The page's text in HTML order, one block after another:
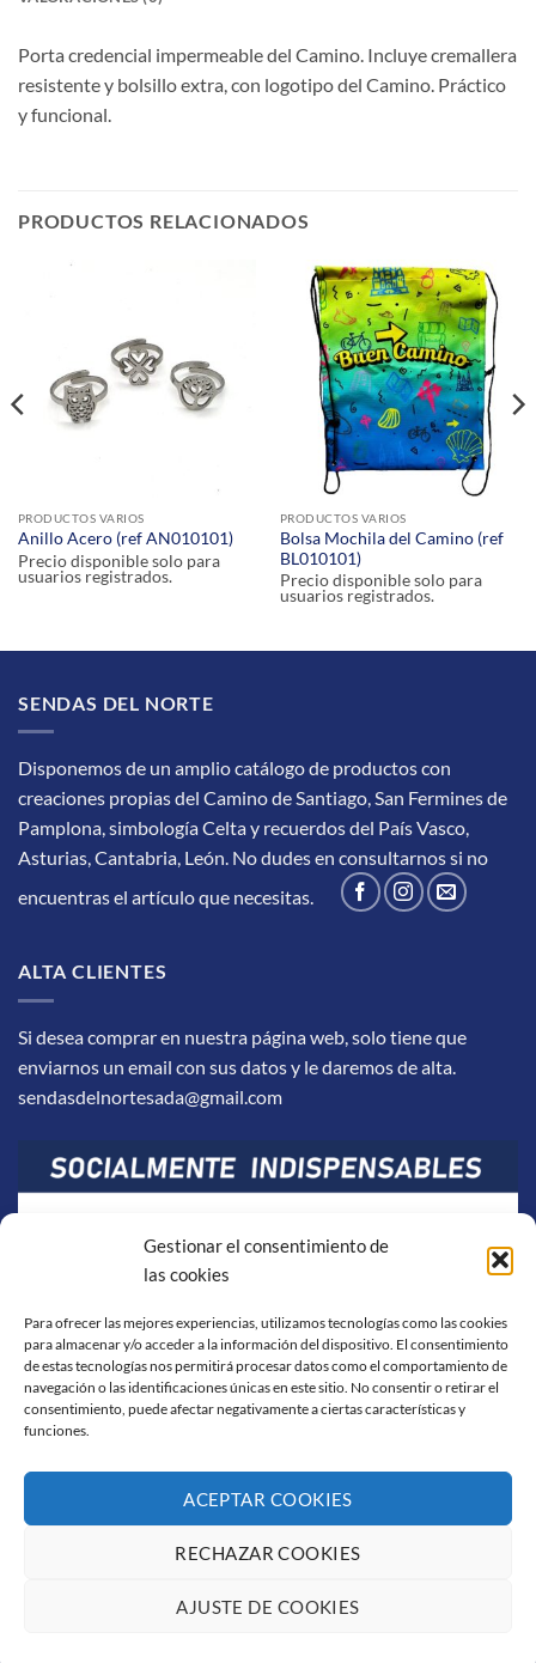
Gestionar el consentimiento de
las cookies
Para ofrecer las mejores experiencias, utilizamos tecnologías como las cookies
para almacenar y/o acceder a la información del dispositivo. El consentimiento
de estas tecnologías nos permitirá procesar datos como el comportamiento de
navegación o las identificaciones únicas en este sitio. No consentir o retirar el
consentimiento, puede afectar negativamente a ciertas características y
funciones.
ACEPTAR COOKIES
RECHAZAR COOKIES
AJUSTE DE COOKIES
Porta credencial impermeable del Camino. Incluye cremallera
resistente y bolsillo extra, con logotipo del Camino. Práctico
y funcional.
PRODUCTOS RELACIONADOS
PRODUCTOS VARIOS
Anillo Acero (ref AN010101)
Precio disponible solo para
usuarios registrados.
PRODUCTOS VARIOS
Bolsa Mochila del Camino (ref
BL010101)
Precio disponible solo para
usuarios registrados.
SENDAS DEL NORTE
Disponemos de un amplio catálogo de productos con
creaciones propias del Camino de Santiago, San Fermines de
Pamplona, simbología Celta y recuerdos del País Vasco,
Asturias, Cantabria, León. No dudes en consultarnos si no
encuentras el artículo que necesitas.
ALTA CLIENTES
Si desea comprar en nuestra página web, solo tiene que
enviarnos un email con sus datos y le daremos de alta.
sendasdelnortesada@gmail.com
Visa PayPal Stripe MasterCard
POLÍTICA DE COOKIES CONDICIONES DE COMPRA